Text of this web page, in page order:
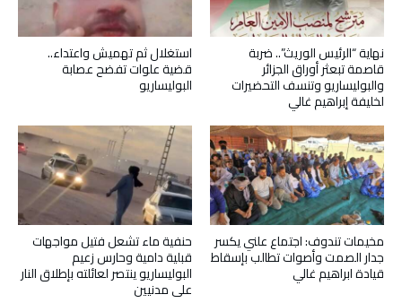
استغلال ثم تهميش واعتداء..
قضية علوات تفضح عصابة
البوليساريو
نهاية “الرئيس الوريث”.. ضربة
قاصمة تبعثر أوراق الجزائر
والبوليساريو وتنسف التحضيرات
لخليفة إبراهيم غالي
حنفية ماء تشعل فتيل مواجهات
قبلية دامية وحارس زعيم
البوليساريو ينتصر لعائلته بإطلاق النار
على مدنيين
مخيمات تندوف: اجتماع علني يكسر
جدار الصمت وأصوات تطالب بإسقاط
قيادة ابراهيم غالي